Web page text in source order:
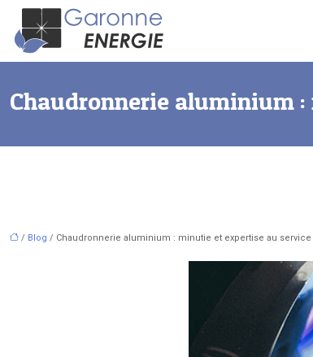
Chaudronnerie aluminium
/ Blog / Chaudronnerie aluminium : minutie et expertise au service